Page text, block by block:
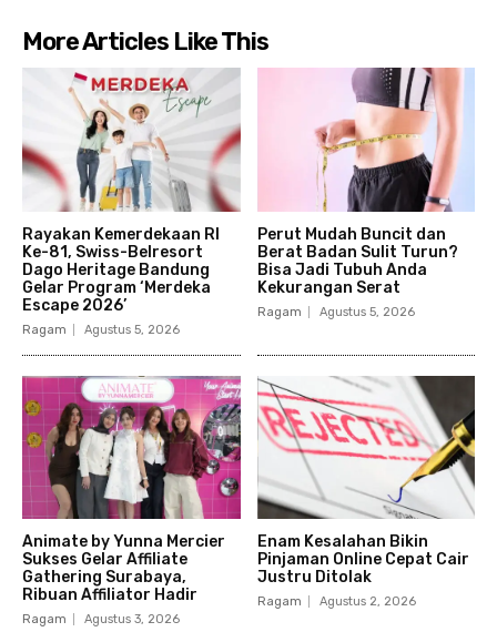
More Articles Like This
Rayakan Kemerdekaan RI
Ke-81, Swiss-Belresort
Dago Heritage Bandung
Gelar Program ‘Merdeka
Escape 2026’
Ragam Agustus 5, 2026
Perut Mudah Buncit dan
Berat Badan Sulit Turun?
Bisa Jadi Tubuh Anda
Kekurangan Serat
Ragam Agustus 5, 2026
Animate by Yunna Mercier
Sukses Gelar Affiliate
Gathering Surabaya,
Ribuan Affiliator Hadir
Ragam Agustus 3, 2026
Enam Kesalahan Bikin
Pinjaman Online Cepat Cair
Justru Ditolak
Ragam Agustus 2, 2026